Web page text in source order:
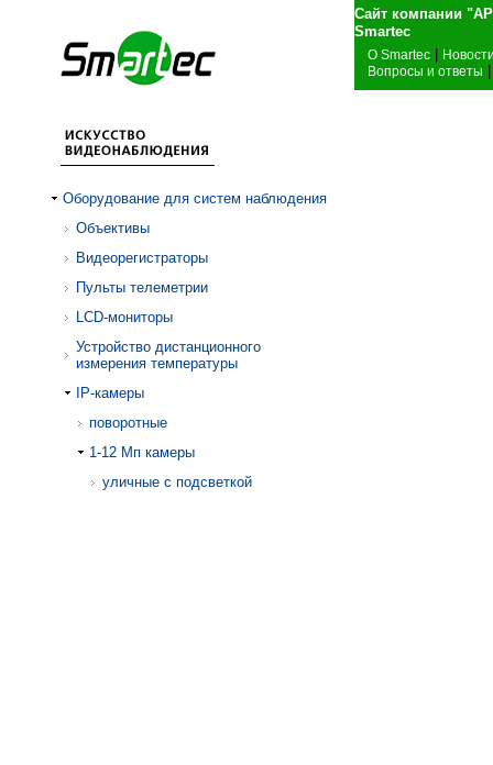
Сайт компании
О Smartec
Вопросы и ответы
Оборудование для систем наблюдения
Объективы
Видеорегистраторы
Пульты телеметрии
LCD-мониторы
Устройство дистанционного
измерения температуры
IP-камеры
поворотные
1-12 Mп камеры
уличные с подсветкой